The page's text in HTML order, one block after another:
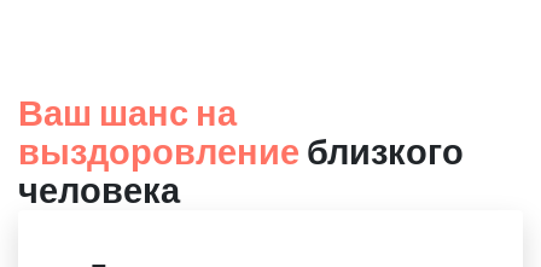
Ваш шанс на
выздоровление близкого
человека